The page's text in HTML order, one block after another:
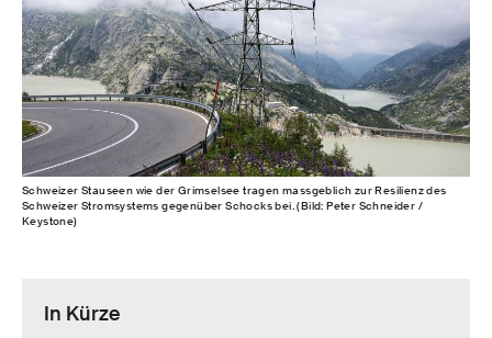
Schweizer Stauseen wie der Grimselsee tragen massgeblich zur Resilienz des
Schweizer Stromsystems gegenüber Schocks bei. (Bild: Peter Schneider /
Keystone)
In Kürze